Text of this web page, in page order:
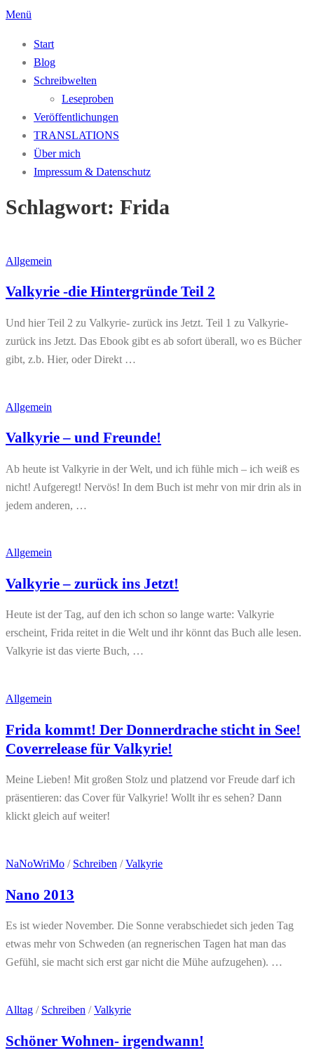
Zum
springen
Menü
Start
Blog
Schreibwelten
Leseproben
Veröffentlichungen
TRANSLATIONS
Über mich
Impressum & Datenschutz
Schlagwort: Frida
Allgemein
Valkyrie -die Hintergründe Teil 2
Und hier Teil 2 zu Valkyrie- zurück ins Jetzt. Teil 1 zu Valkyrie-
zurück ins Jetzt. Das Ebook gibt es ab sofort überall, wo es Bücher
gibt, z.b. Hier, oder Direkt …
Allgemein
Valkyrie – und Freunde!
Ab heute ist Valkyrie in der Welt, und ich fühle mich – ich weiß es
nicht! Aufgeregt! Nervös! In dem Buch ist mehr von mir drin als in
jedem anderen, …
Allgemein
Valkyrie – zurück ins Jetzt!
Heute ist der Tag, auf den ich schon so lange warte: Valkyrie
erscheint, Frida reitet in die Welt und ihr könnt das Buch alle lesen.
Valkyrie ist das vierte Buch, …
Allgemein
Frida kommt! Der Donnerdrache sticht in See!
Coverrelease für Valkyrie!
Meine Lieben! Mit großen Stolz und platzend vor Freude darf ich
präsentieren: das Cover für Valkyrie! Wollt ihr es sehen? Dann
klickt gleich auf weiter!
NaNoWriMo / Schreiben /Valkyrie
Nano 2013
Es ist wieder November. Die Sonne verabschiedet sich jeden Tag
etwas mehr von Schweden (an regnerischen Tagen hat man das
Gefühl, sie macht sich erst gar nicht die Mühe aufzugehen). …
Alltag / Schreiben /Valkyrie
Schöner Wohnen- irgendwann!